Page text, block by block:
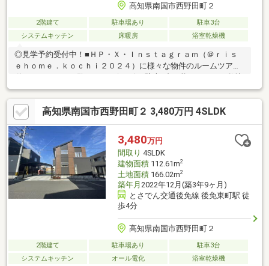
高知県南国市西野田町２
2階建て 駐車場あり
駐車3台
システムキッチン
床暖房 浴室乾燥機
◎見学予約受付中！■ＨＰ・Ｘ・Ｉｎｓｔａｇｒａｍ（＠ｒｉｓ
ｅｈｏｍｅ．ｋｏｃｈｉ２０２４）に様々な物件のルームツアー
約50坪！・保育園・小学校・総合病院がすべて徒歩5分以内に揃
う安心の住環境・引越してすぐ快適！エアコン4台完備・スキップ
フロア、約3帖の半地下収納など室内設備も充実・リビングには冬
場も快適に過ごせる床暖房を完備・2階の3部屋はどれも独立性が
高く、勉強、仕事、趣味に集中できる間取り【周辺環境】・南国
市後免野田小学校 徒歩5分（382ｍ）・南国市鳶ケ池中学校 徒
歩15分（1135ｍ）
高知県南国市西野田町２ 3,480万円 4SLDK
3,480万円
間取り 4SLDK
建物面積112.61m2
土地面積166.02m2
築年月 2022年12月(築3年9ヶ月)
とさでん交通後免線 後免東町駅 徒
歩4分
高知県南国市西野田町２
2階建て 駐車場あり
駐車3台
システムキッチン
オール電化 浴室乾燥機